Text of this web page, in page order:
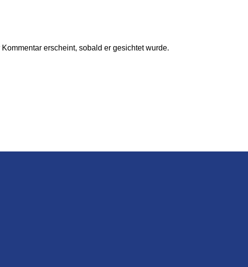
erscheint, sobald er gesichtet wurde.